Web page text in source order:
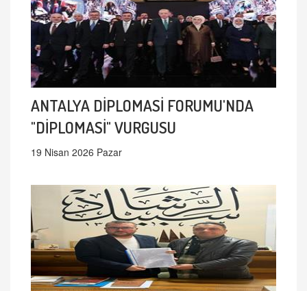
ANTALYA DİPLOMASİ FORUMU'NDA
"DİPLOMASİ" VURGUSU
19 Nisan 2026 Pazar